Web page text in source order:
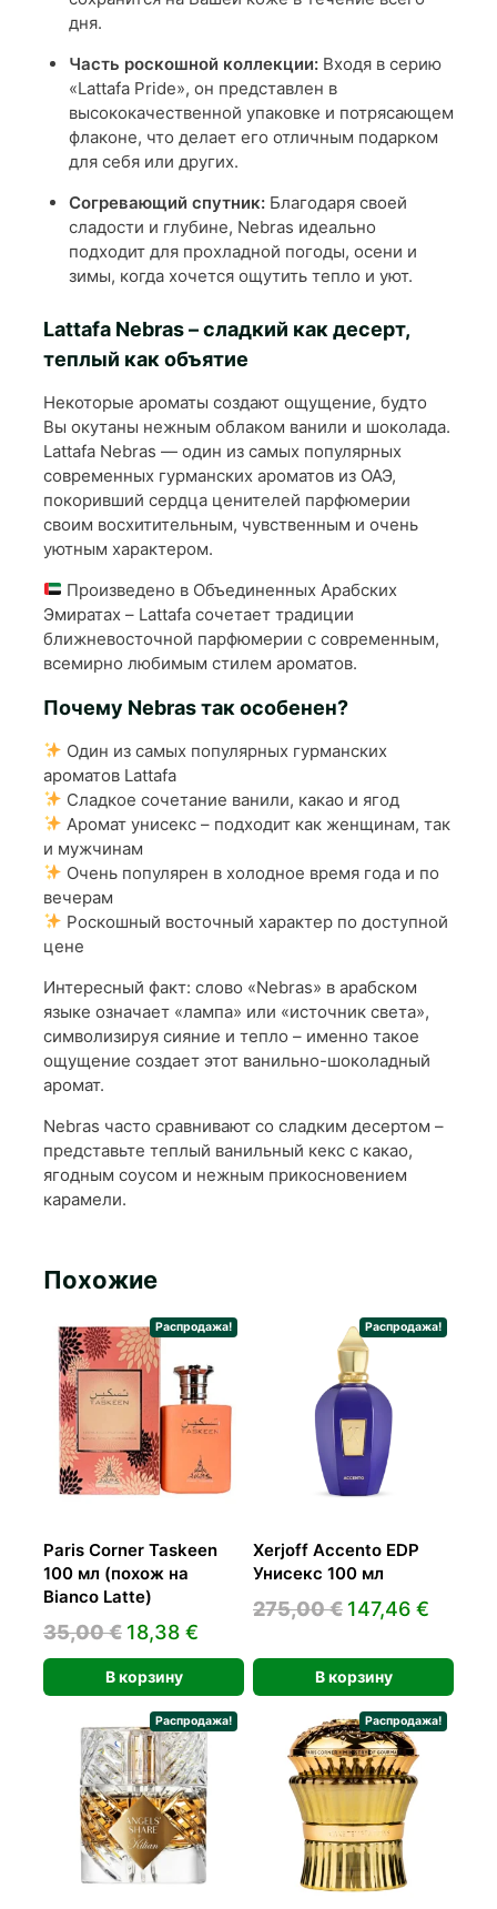
дня.
Часть роскошной коллекции:Входя в серию
«Lattafa Pride», он представлен в
высококачественной упаковке и потрясающем
флаконе, что делает его отличным подарком
для себя или других.
Согревающий спутник:Благодаря своей
сладости и глубине, Nebras идеально
подходит для прохладной погоды, осени и
зимы, когда хочется ощутить тепло и уют.
Lattafa Nebras – сладкий как десерт,
теплый как объятие
Некоторые ароматы создают ощущение, будто
Вы окутаны нежным облаком ванили и шоколада.
Lattafa Nebras — один из самых популярных
современных гурманских ароматов из ОАЭ,
покоривший сердца ценителей парфюмерии
своим восхитительным, чувственным и очень
уютным характером.
Произведено в Объединенных Арабских
Эмиратах – Lattafa сочетает традиции
ближневосточной парфюмерии с современным,
всемирно любимым стилем ароматов.
Почему Nebras так особенен?
Один из самых популярных гурманских
ароматов Lattafa
Сладкое сочетание ванили, какао и ягод
Аромат унисекс – подходит как женщинам, так
и мужчинам
Очень популярен в холодное время года и по
вечерам
Роскошный восточный характер по доступной
цене
Интересный факт: слово «Nebras» в арабском
языке означает «лампа» или «источник света»,
символизируя сияние и тепло – именно такое
ощущение создает этот ванильно-шоколадный
аромат.
Nebras часто сравнивают со сладким десертом –
представьте теплый ванильный кекс с какао,
ягодным соусом и нежным прикосновением
карамели.
Похожие
Распродажа!
Paris Corner Taskeen
100 мл (похож на
Bianco Latte)
35,00€ Первоначальная
цена
составляла
35,00 €.
18,38 €
цена:
18,38 €.
В корзину
Распродажа!
Xerjoff Accento EDP
Унисекс 100 мл
275,00€
составляла
275,00 €.
147,46 €
В корзину
Распродажа! Распродажа!